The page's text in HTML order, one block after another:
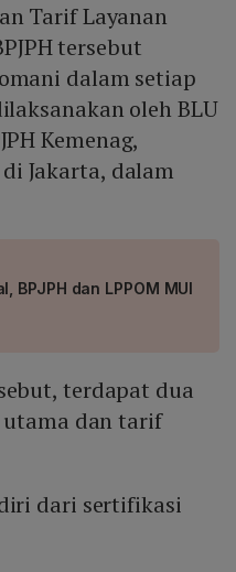
Tarif Layanan
tersebut
dalam setiap
oleh BLU
Kemenag,
Jakarta, dalam
BPJPH dan LPPOM MUI
terdapat dua
dan tarif
dari sertifikasi